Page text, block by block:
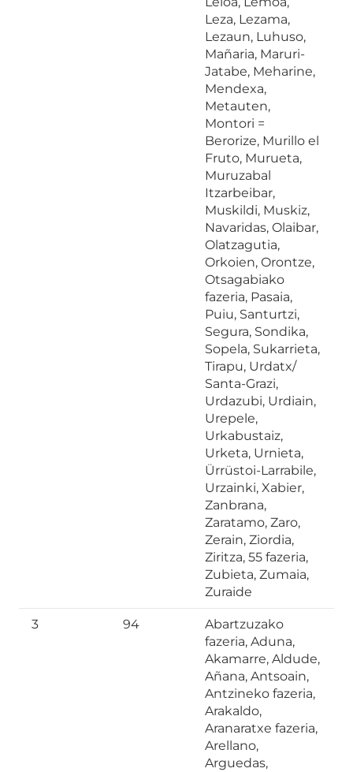
Leza, Lezama,
Lezaun, Luhuso,
Mañaria, Maruri-
Jatabe, Meharine,
Mendexa,
Metauten,
Montori =
Berorize, Murillo el
Fruto, Murueta,
Muruzabal
Itzarbeibar,
Muskildi, Muskiz,
Navaridas, Olaibar,
Olatzagutia,
Orkoien, Orontze,
Otsagabiako
fazeria, Pasaia,
Puiu, Santurtzi,
Segura, Sondika,
Sopela, Sukarrieta,
Tirapu, Urdatx/
Santa-Grazi,
Urdazubi, Urdiain,
Urepele,
Urkabustaiz,
Urketa, Urnieta,
Ürrüstoi-Larrabile,
Urzainki, Xabier,
Zanbrana,
Zaratamo, Zaro,
Zerain, Ziordia,
Ziritza, 55 fazeria,
Zubieta, Zumaia,
Zuraide
3 94
Abartzuzako
fazeria, Aduna,
Akamarre, Aldude,
Añana, Antsoain,
Antzineko fazeria,
Arakaldo,
Aranaratxe fazeria,
Arellano,
Arguedas,